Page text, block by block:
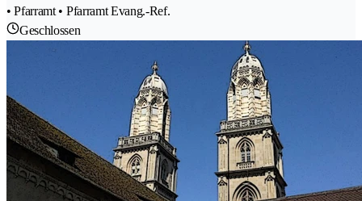
• Pfarramt • Pfarramt Evang.-Ref.
Geschlossen